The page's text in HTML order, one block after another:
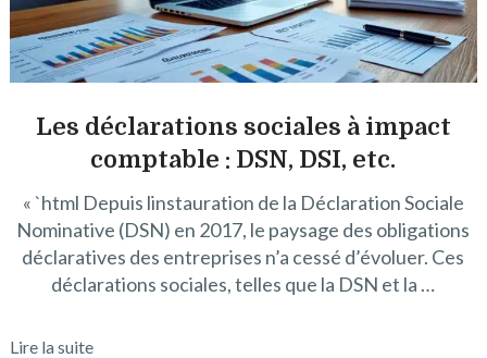
Les déclarations sociales à impact
comptable : DSN, DSI, etc.
« `html Depuis linstauration de la Déclaration Sociale
Nominative (DSN) en 2017, le paysage des obligations
déclaratives des entreprises n’a cessé d’évoluer. Ces
déclarations sociales, telles que la DSN et la …
Lire la suite